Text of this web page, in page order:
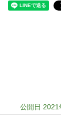
公開日 2021